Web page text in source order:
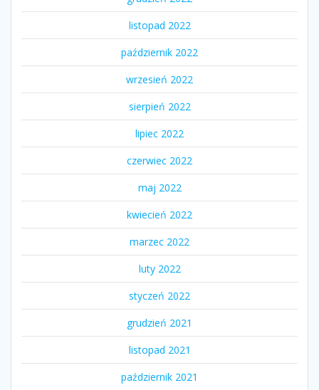
listopad 2022
październik 2022
wrzesień 2022
sierpień 2022
lipiec 2022
czerwiec 2022
maj 2022
kwiecień 2022
marzec 2022
luty 2022
styczeń 2022
grudzień 2021
listopad 2021
październik 2021